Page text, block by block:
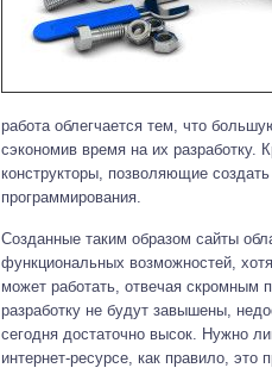
работа облегчается тем, что
сэкономив время на их разработку.
конструкторы, позволяющие
программирования.
Созданные таким образом сайты
функциональных возможностей,
может работать, отвечая скромным
разработку не будут завышены,
сегодня достаточно высок. Нужно
интернет-ресурсе, как правило,